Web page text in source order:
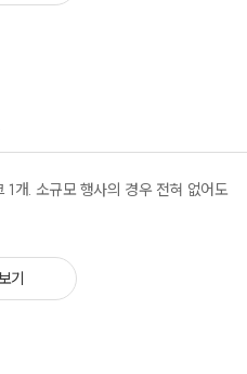
진 거야(장범준)
개. 소규모 행사의 경우 전혀 없어도
기